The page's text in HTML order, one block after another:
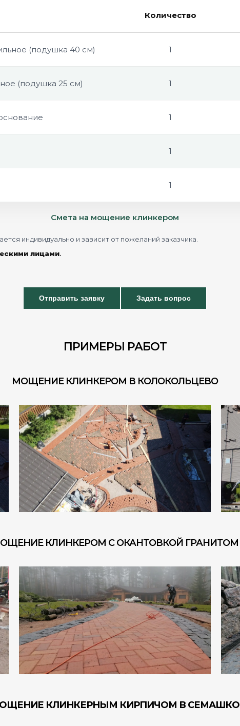
Количество
(подушка 40 см) 1
(подушка 25 см) 1
1
1
1
Смета на мощение клинкером
индивидуально и зависит от пожеланий заказчика.
лицами.
Отправить заявку Задать вопрос
ПРИМЕРЫ РАБОТ
МОЩЕНИЕ КЛИНКЕРОМ В КОЛОКОЛЬЦЕВО
КЛИНКЕРОМ С ОКАНТОВКОЙ ГРАНИТОМ
КЛИНКЕРНЫМ КИРПИЧОМ В СЕМАШКО